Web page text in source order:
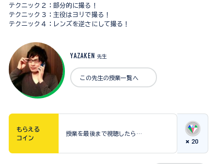
テクニック２：部分的に撮る！
テクニック３：主役はヨリで撮る！
テクニック４：レンズを逆さにして撮る！
YAZAKEN 先生
この先生の授業一覧へ
もらえる
コイン
授業を最後まで視聴したら…
20